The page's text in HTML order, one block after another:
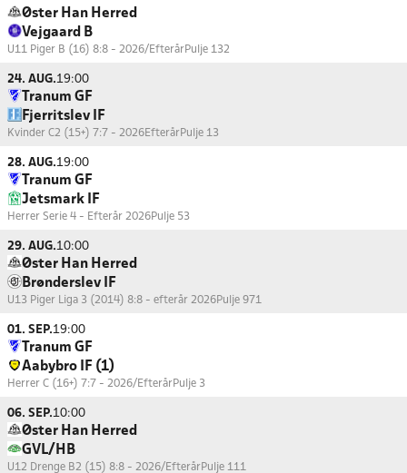
Øster Han Herred
Vejgaard B
U11 Piger B (16) 8:8 - 2026/EfterårPulje 132
24. AUG.19:00
Tranum GF
Fjerritslev IF
Kvinder C2 (15+) 7:7 - 2026EfterårPulje 13
28. AUG.19:00
Tranum GF
Jetsmark IF
Herrer Serie 4 - Efterår 2026Pulje 53
29. AUG.10:00
Øster Han Herred
Brønderslev IF
U13 Piger Liga 3 (2014) 8:8 - efterår 2026Pulje 971
01. SEP.19:00
Tranum GF
Aabybro IF (1)
Herrer C (16+) 7:7 - 2026/EfterårPulje 3
06. SEP.10:00
Øster Han Herred
GVL/HB
U12 Drenge B2 (15) 8:8 - 2026/EfterårPulje 111